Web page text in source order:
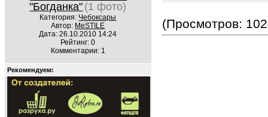
"Богданка" (1 фото)
Категория: Чебоксары
Автор: MeSTILE
Дата: 26.10.2010 14:24
Рейтинг: 0
Комментарии: 1
Рекомендуем:
(Просмотров: